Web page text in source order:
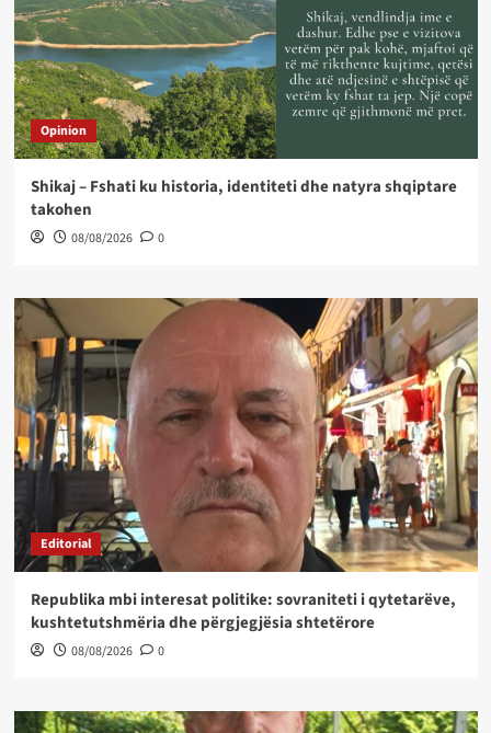
Opinion
Shikaj – Fshati ku historia, identiteti dhe natyra shqiptare
takohen
08/08/2026 0
Editorial
Republika mbi interesat politike: sovraniteti i qytetarëve,
kushtetutshmëria dhe përgjegjësia shtetërore
08/08/2026 0